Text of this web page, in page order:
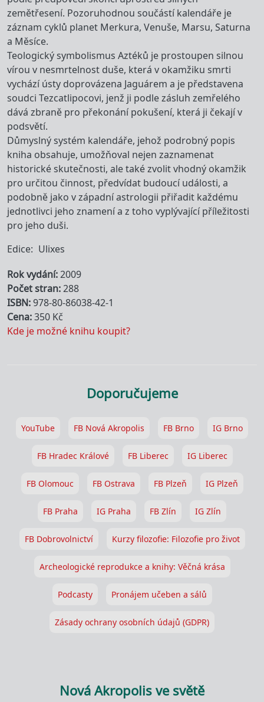
zemětřesení. Pozoruhodnou součástí kalendáře je
záznam cyklů planet Merkura, Venuše, Marsu, Saturna
a Měsíce.
Teologický symbolismus Aztéků je prostoupen silnou
vírou v nesmrtelnost duše, která v okamžiku smrti
vychází ústy doprovázena Jaguárem a je představena
soudci Tezcatlipocovi, jenž ji podle zásluh zemřelého
dává zbraně pro překonání pokušení, která ji čekají v
podsvětí.
Důmyslný systém kalendáře, jehož podrobný popis
kniha obsahuje, umožňoval nejen zaznamenat
historické skutečnosti, ale také zvolit vhodný okamžik
pro určitou činnost, předvídat budoucí události, a
podobně jako v západní astrologii přiřadit každému
jednotlivci jeho znamení a z toho vyplývající příležitosti
pro jeho duši.
Edice
Ulixes
Rok vydání 2009
Počet stran 288
ISBN 978-80-86038-42-1
Cena 350 Kč
Kde je možné knihu koupit?
Doporučujeme
YouTube FB Nová Akropolis FB Brno IG Brno
FB Hradec Králové FB Liberec IG Liberec
FB Olomouc FB Ostrava FB Plzeň IG Plzeň
FB Praha IG Praha FB Zlín IG Zlín
FB Dobrovolnictví Kurzy filozofie: Filozofie pro život
Archeologické reprodukce a knihy: Věčná krása
Podcasty Pronájem učeben a sálů
Zásady ochrany osobních údajů (GDPR)
Nová Akropolis ve světě